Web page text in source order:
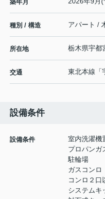
築年月
種別 / 構造 アパート /
所在地 栃木県宇都
交通 東北本線 「
設備条件
設備条件
室内洗濯機
プロパンガ
駐輪場
ガスコンロ
コンロ２口
システムキ